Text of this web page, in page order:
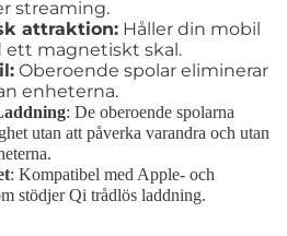
streaming.
attraktion: Håller din mobil
ett magnetiskt skal.
Oberoende spolar eliminerar
enheterna.
: De oberoende spolarna
utan att påverka varandra och utan
: Kompatibel med Apple- och
stödjer Qi trådlös laddning.